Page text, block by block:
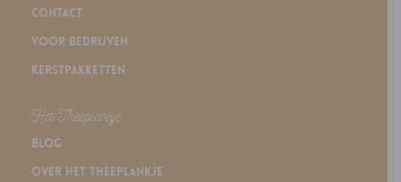
Contact
Voor bedrijven
Kerstpakketten
Het Theeplankje
Blog
Over Het Theeplankje